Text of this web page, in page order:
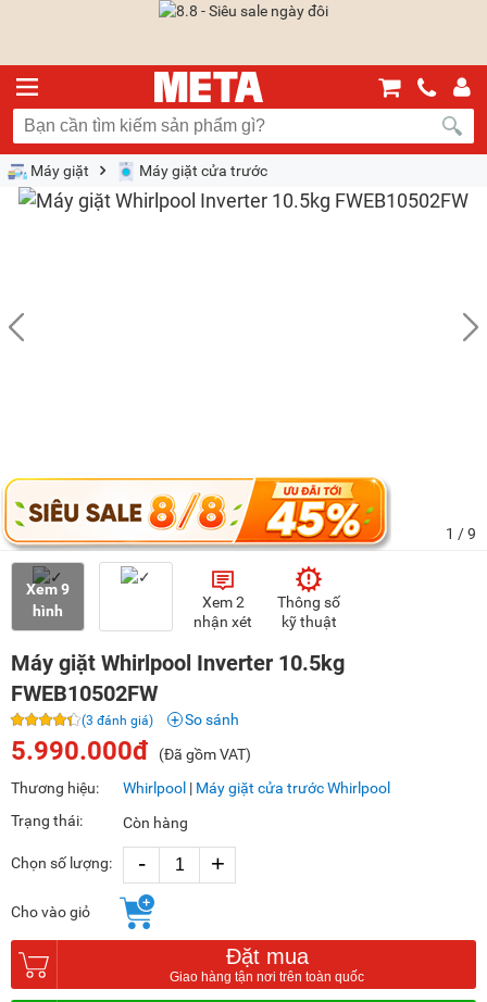
Máy giặt Máy giặt cửa trước
1 / 9
Xem 9
hình
Xem 2
nhận xét
Thông số
kỹ thuật
Máy giặt Whirlpool Inverter 10.5kg
FWEB10502FW
(3 đánh giá) So sánh
5.990.000đ
(Đã gồm VAT)
Thương hiệu:
Whirlpool | Máy giặt cửa trước Whirlpool
Trạng thái:
Còn hàng
Chọn số lượng: - +
Cho vào giỏ
Đặt mua